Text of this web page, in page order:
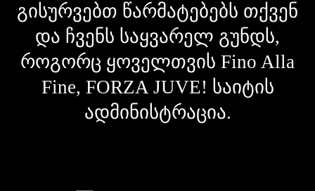
გისურვებთ წარმატებებს თქვენ
და ჩვენს საყვარელ გუნდს,
როგორც ყოველთვის Fino Alla
Fine, FORZA JUVE! საიტის
ადმინისტრაცია.